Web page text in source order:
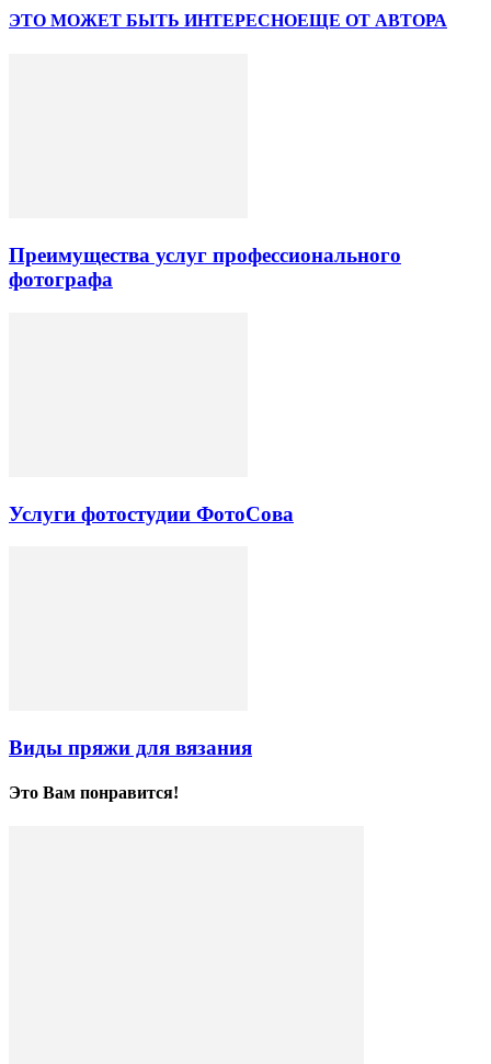
ЭТО МОЖЕТ БЫТЬ ИНТЕРЕСНОЕЩЕ ОТ АВТОРА
Преимущества услуг профессионального
фотографа
Услуги фотостудии ФотоСова
Виды пряжи для вязания
Это Вам понравится!